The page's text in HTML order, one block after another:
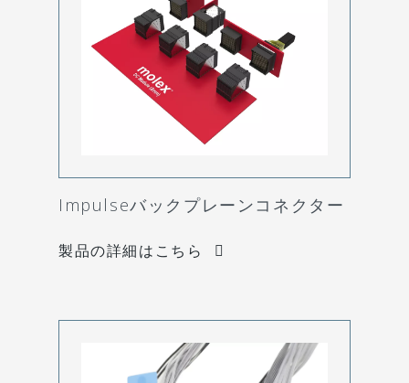
Impulseバックプレーンコネクター
製品の詳細はこちら